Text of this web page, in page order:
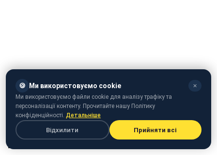
Видео: РБК-Украина
🍪 Ми використовуємо cookie ✕
Ми використовуємо файли cookie для аналізу трафіку та
персоналізації контенту. Прочитайте нашу Політику
конфіденційності. Детальніше
Відхилити Прийняти всі